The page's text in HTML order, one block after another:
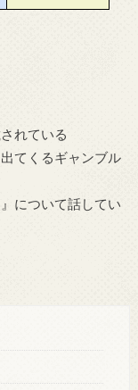
れている
てくるギャンブル
について話してい